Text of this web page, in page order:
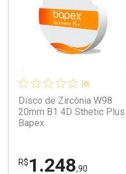
(0)
Disco de Zircônia W98
20mm B1 4D Sthetic Plus
Bapex
R$1.248,90